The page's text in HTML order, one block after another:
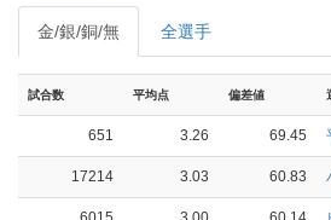
金/銀/銅/無 全選手
試合数 平均点 偏差値
651 3.26 69.45
17214 3.03 60.83